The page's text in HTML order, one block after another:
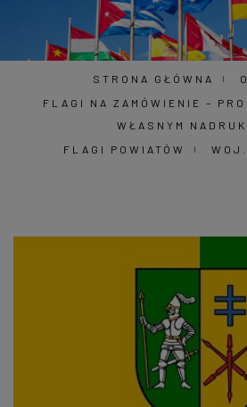
STRONA GŁÓWNA
FLAGI NA ZAMÓWIENIE –
WŁASNYM
FLAGI POWIATÓW